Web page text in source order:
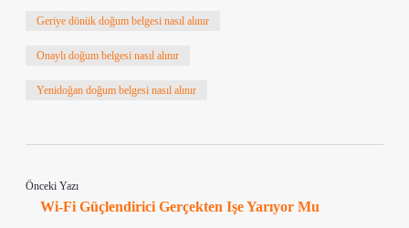
Geriye dönük doğum belgesi nasıl alınır
Onaylı doğum belgesi nasıl alınır
Yenidoğan doğum belgesi nasıl alınır
Önceki Yazı
Wi-Fi Güçlendirici Gerçekten Işe Yarıyor Mu